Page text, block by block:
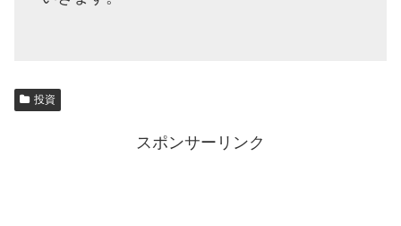
投資
スポンサーリンク